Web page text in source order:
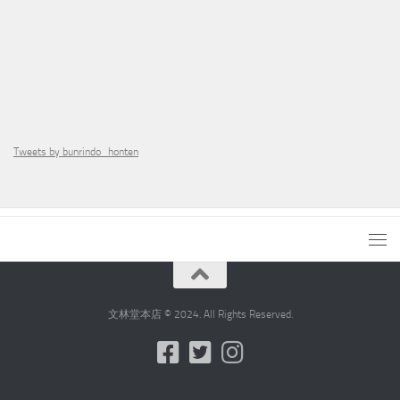
Tweets by bunrindo_honten
文林堂本店 © 2024. All Rights Reserved.